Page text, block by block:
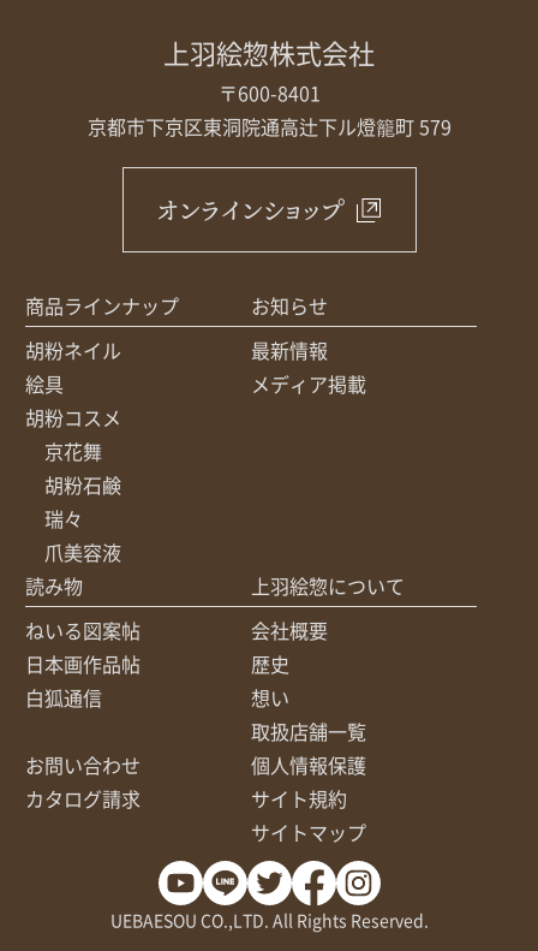
上羽絵惣株式会社
〒600-8401
京都市下京区東洞院通高辻下ル燈籠町 579
オンラインショップ
商品ラインナップ
胡粉ネイル
絵具
胡粉コスメ
京花舞
胡粉石鹸
瑞々
爪美容液
お知らせ
最新情報
メディア掲載
読み物
ねいる図案帖
日本画作品帖
白狐通信
上羽絵惣について
会社概要
歴史
想い
取扱店舗一覧
お問い合わせ
カタログ請求
個人情報保護
サイト規約
サイトマップ
UEBAESOU CO.,LTD. All Rights Reserved.